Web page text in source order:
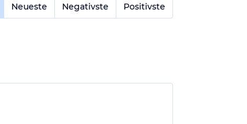
Neueste Negativste Positivste